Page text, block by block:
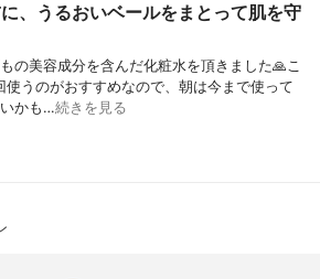
、うるおいベールをまとって肌を守
の美容成分を含んだ化粧水を頂きました🙏こ
使うのがおすすめなので、朝は今まで使って
かも…続きを見る